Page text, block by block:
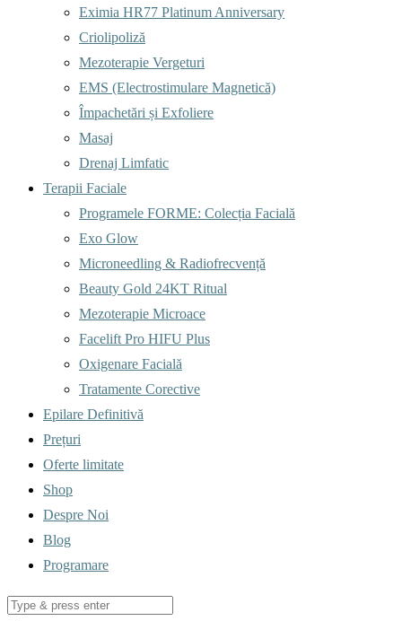
Eximia HR77 Platinum Anniversary
Criolipoliză
Mezoterapie Vergeturi
EMS (Electrostimulare Magnetică)
Împachetări și Exfoliere
Masaj
Drenaj Limfatic
Terapii Faciale
Programele FORME: Colecția Facială
Exo Glow
Microneedling & Radiofrecvență
Beauty Gold 24KT Ritual
Mezoterapie Microace
Facelift Pro HIFU Plus
Oxigenare Facială
Tratamente Corective
Epilare Definitivă
Prețuri
Oferte limitate
Shop
Despre Noi
Blog
Programare